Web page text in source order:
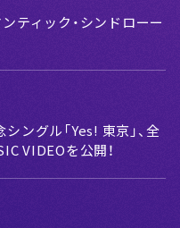
ティック・シンドローー
ングル「Yes! 東京」、全
VIDEOを公開！